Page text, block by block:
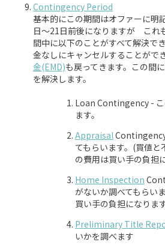
Contingency Period
基本的にこの期間はオファーに
日〜21日前後になりますが これ
間中に以下のことがすべて解決で
金なしにキャンセルすることがで
金(EMD)も戻ってきます。この間
を解決します。
Loan Contingency -
ます。
Appraisal
てもらいます。(買値
の費用は買い手の負担
Home Inspection
がないか調べてもら
買い手の負担になり
Preliminary Title
いかを調べます